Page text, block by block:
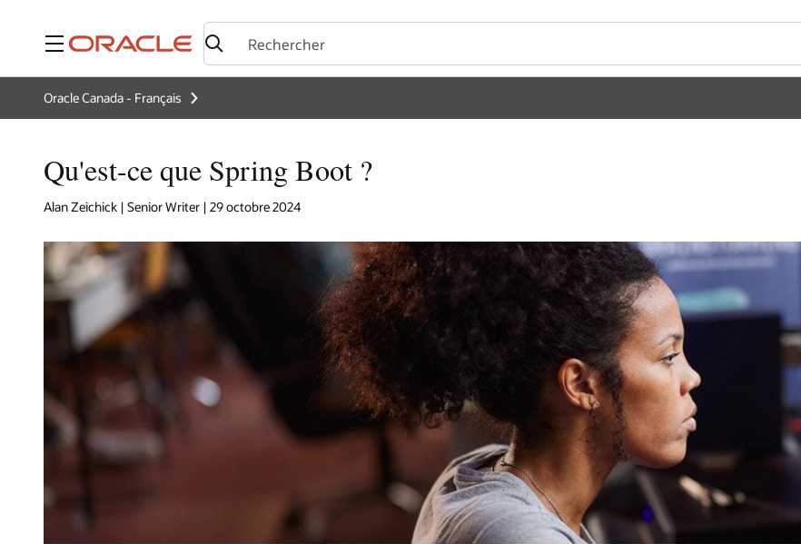
Menu
Oracle Canada - Français
Qu'est-ce que Spring Boot ?
Alan Zeichick | Senior Writer | 29 octobre 2024